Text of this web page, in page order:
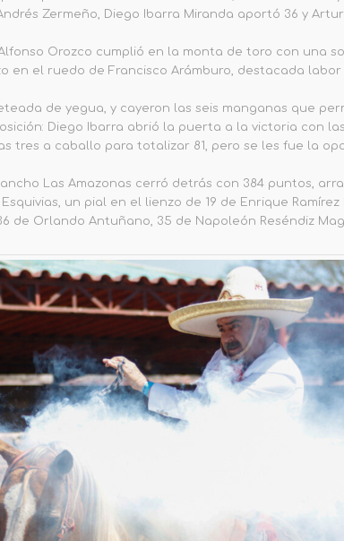
Zermeño, Diego Ibarra Miranda aportó 36 y
Orozco cumplió en la monta de toro con una
en el ruedo de Francisco Arámburo, destacada
de yegua, y cayeron las seis manganas que
Diego Ibarra abrió la puerta a la victoria con
tres a caballo para totalizar 81, pero se les fue la
Las Amazonas cerró detrás con 384 puntos,
un pial en el lienzo de 19 de Enrique
de Orlando Antuñano, 35 de Napoleón Reséndiz